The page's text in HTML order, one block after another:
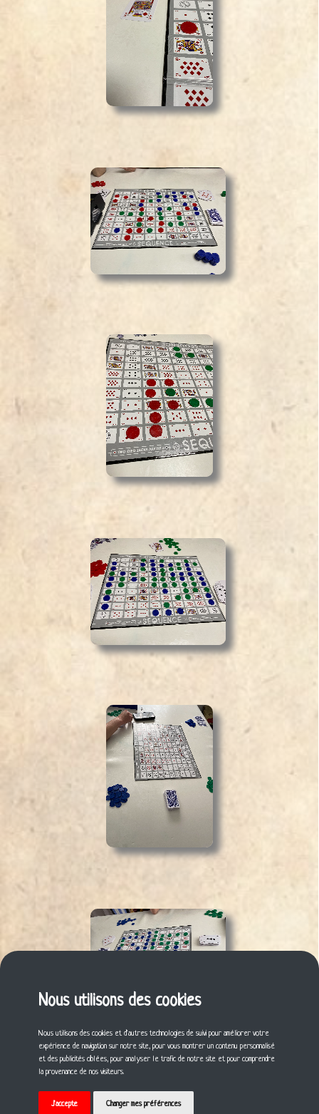
Nous utilisons des cookies
Nous utilisons des cookies et d'autres technologies de suivi pour améliorer votre
expérience de navigation sur notre site, pour vous montrer un contenu personnalisé
et des publicités ciblées, pour analyser le trafic de notre site et pour comprendre
la provenance de nos visiteurs.
J'accepte Changer mes préférences
Laisser un commentaire ?
Connexion